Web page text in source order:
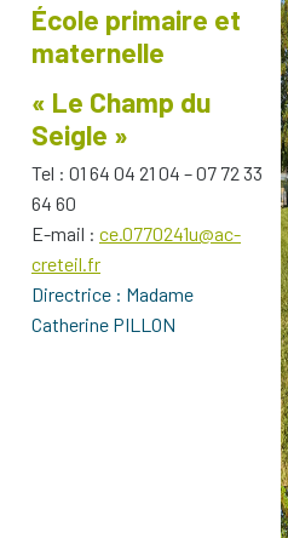
École primaire et
maternelle
« Le Champ du
Seigle »
Tel : 01 64 04 21 04 – 07 72 33
64 60
E-mail : ce.0770241u@ac-
creteil.fr
Directrice : Madame
Catherine PILLON